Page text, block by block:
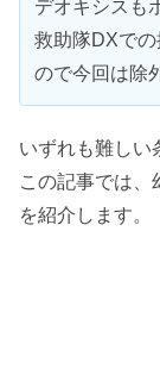
デオキシスも
救助隊DXで
ので今回は除
いずれも難しい
この記事では、
を紹介します。